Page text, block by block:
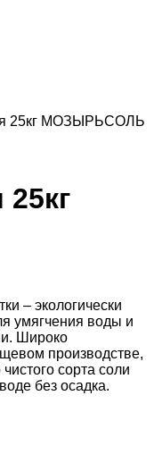
25кг МОЗЫРЬСОЛЬ
– экологически
умягчения воды и
Широко
производстве,
сорта соли
без осадка.